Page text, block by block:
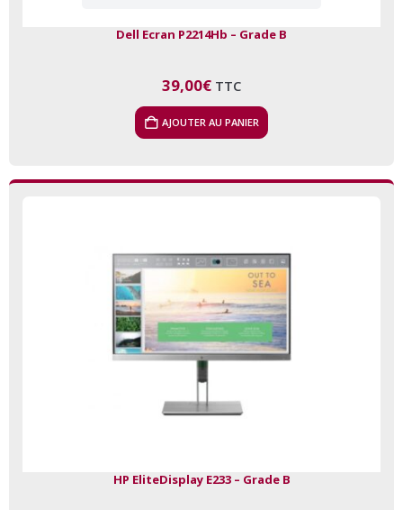
Dell Ecran P2214Hb – Grade B
39,00€ TTC
AJOUTER AU PANIER
HP EliteDisplay E233 – Grade B